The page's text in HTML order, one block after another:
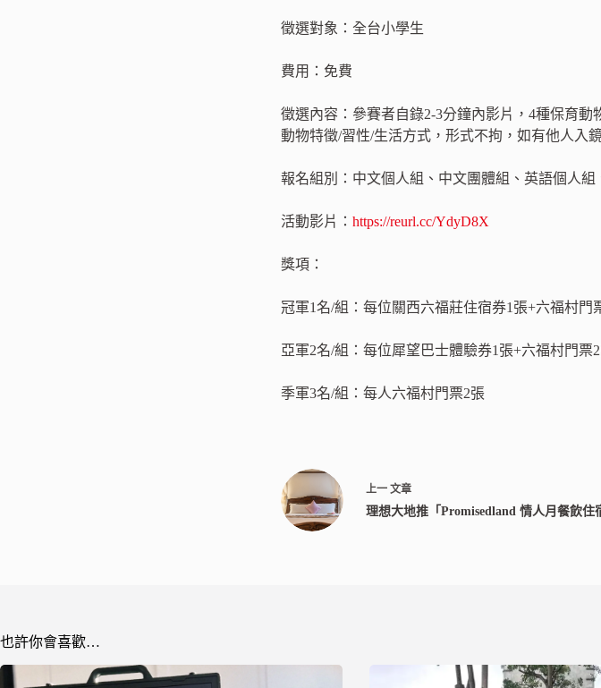
徵選對象：全台小學生
費用：免費
徵選內容：參賽者自錄2-3分鐘內影片，4種保育
動物特徵/習性/生活方式，形式不拘，如有他人入
報名組別：中文個人組、中文團體組、英語個人
活動影片：https://reurl.cc/YdyD8X
獎項：
冠軍1名/組：每位關西六福莊住宿券1張+六福村門
亞軍2名/組：每位犀望巴士體驗券1張+六福村門票
季軍3名/組：每人六福村門票2張
上一文章
理想大地推「Promisedland 情人月餐飲住
也許你會喜歡…